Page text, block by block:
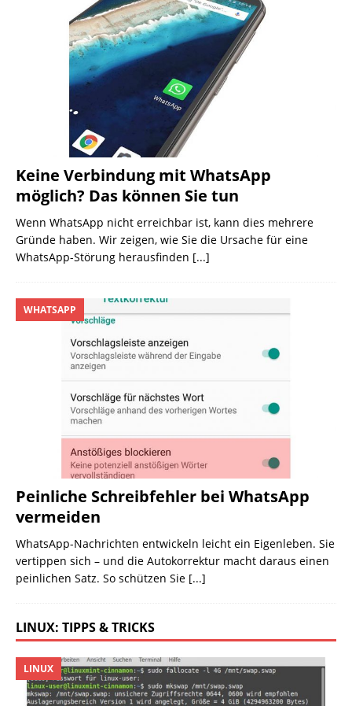
Keine Verbindung mit WhatsApp
möglich? Das können Sie tun
Wenn WhatsApp nicht erreichbar ist, kann dies mehrere
Gründe haben. Wir zeigen, wie Sie die Ursache für eine
WhatsApp-Störung herausfinden [...]
Peinliche Schreibfehler bei WhatsApp
vermeiden
WHATSAPP
WhatsApp-Nachrichten entwickeln leicht ein Eigenleben. Sie
vertippen sich – und die Autokorrektur macht daraus einen
peinlichen Satz. So schützen Sie [...]
LINUX: TIPPS & TRICKS
LINUX